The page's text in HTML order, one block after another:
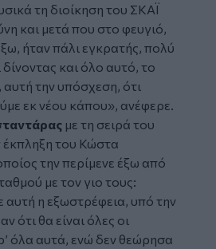
τη διοίκηση του ΣΚΑΪ
και μετά που στο φευγιό,
ήταν πάλι εγκρατής, πολύ
και όλο αυτό, το
αυτή την υπόσχεση, ότι
εκ νέου κάπου», ανέφερε.
με τη σειρά του
του Κώστα
την περίμενε έξω από
με τον γιο τους:
αυτή η εξωστρέφεια, υπό την
ότι θα είναι όλες οι
όλα αυτά, ενώ δεν θεώρησα